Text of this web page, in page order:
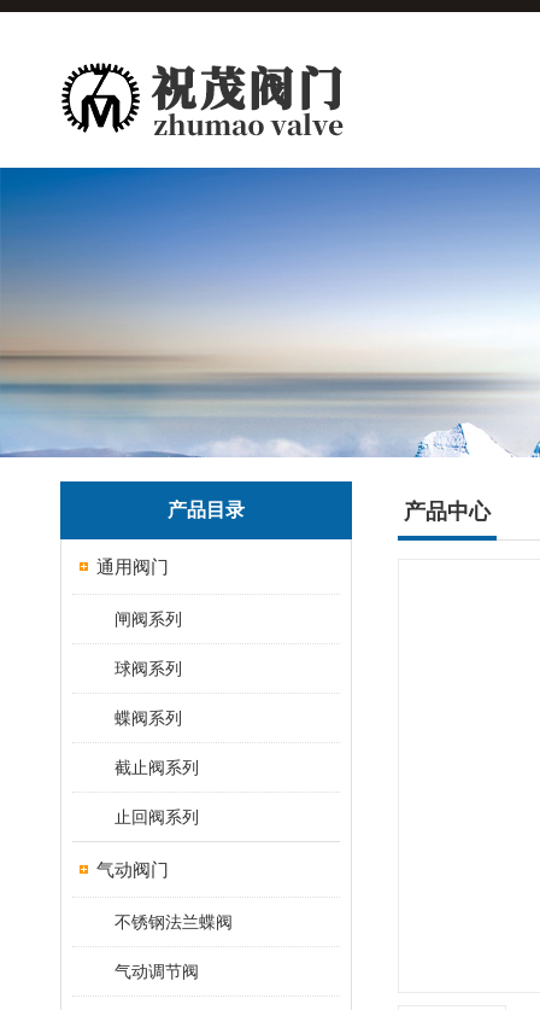
产品目录
通用阀门
闸阀系列
球阀系列
蝶阀系列
截止阀系列
止回阀系列
气动阀门
不锈钢法兰蝶阀
气动调节阀
产品中心